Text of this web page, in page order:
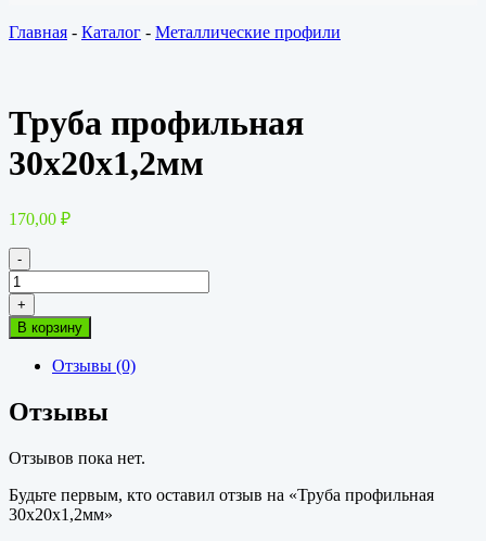
Главная - Каталог - Металлические профили
Труба профильная
30х20х1,2мм
170,00 ₽
-
Количество
товара
Труба
профильная
30х20х1,2мм
+
В корзину
Отзывы (0)
Отзывы
Отзывов пока нет.
Будьте первым, кто оставил отзыв на «Труба профильная
30х20х1,2мм»